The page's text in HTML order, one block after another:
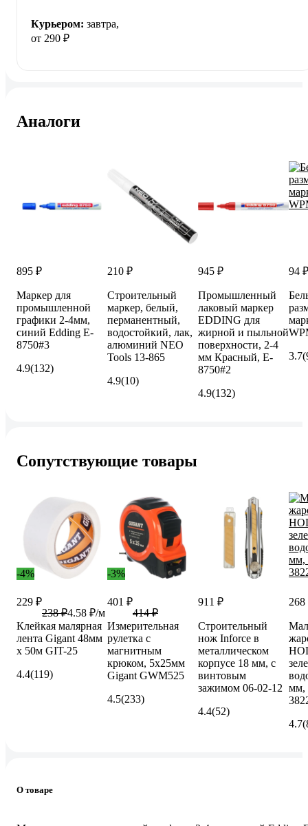
Курьером: завтра,
от 290 ₽
Аналоги
895 ₽
Маркер для
промышленной
графики 2-4мм,
синий Edding E-
8750#3
4.9(132)
210 ₽
Строительный
маркер, белый,
перманентный,
водостойкий, лак,
алюминий NEO
Tools 13-865
4.9(10)
945 ₽
Промышленный
лаковый маркер
EDDING для
жирной и пыльной
поверхности, 2-4
мм Красный, E-
8750#2
4.9(132)
94 ₽
3.7
Сопутствующие товары
-4%
229 ₽
238 ₽4.58 ₽/м
Клейкая малярная
лента Gigant 48мм
x 50м GIT-25
4.4(119)
-3%
401 ₽
414 ₽
Измерительная
рулетка с
магнитным
крюком, 5x25мм
Gigant GWM525
4.5(233)
911 ₽
Строительный
нож Inforce в
металлическом
корпусе 18 мм, с
винтовым
зажимом 06-02-12
4.4(52)
268
мм,
4.7
О товаре